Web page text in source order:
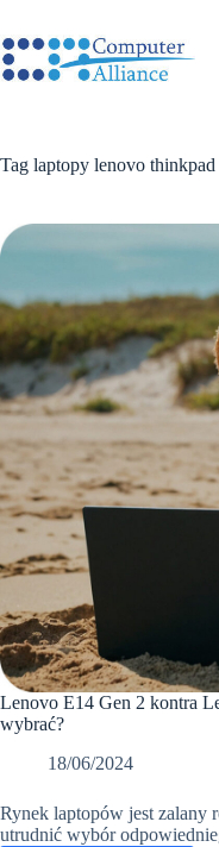
treści
Tag laptopy lenovo thinkpad
Lenovo E14 Gen 2 kontra
wybrać?
18/06/2024
Rynek laptopów jest zalany
utrudnić wybór